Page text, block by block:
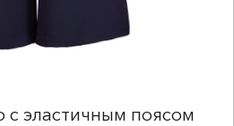
с эластичным поясом